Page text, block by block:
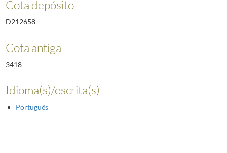
Cota depósito
D212658
Cota antiga
3418
Idioma(s)/escrita(s)
Português